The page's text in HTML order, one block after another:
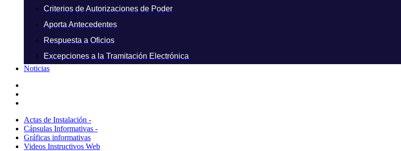
Criterios de Autorizaciones de Poder
Aporta Antecedentes
Respuesta a Oficios
Excepciones a la Tramitación Electrónica
Noticias
Actas de Instalación -
Cápsulas Informativas -
Gráficas informativas
Videos Instructivos Web